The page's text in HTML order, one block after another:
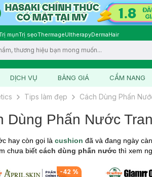
mụnTrị sẹoThermageUltherapyDermaHair
DỊCH VỤ BẢNG GIÁ CẨM NANG
Tips làm đẹp Cách Dùng Phấn
Dùng Phấn Nước
hay còn gọi làcushion đã và đang ngày
chưa biếtcách dùng phấn nước thì xem
-42 %